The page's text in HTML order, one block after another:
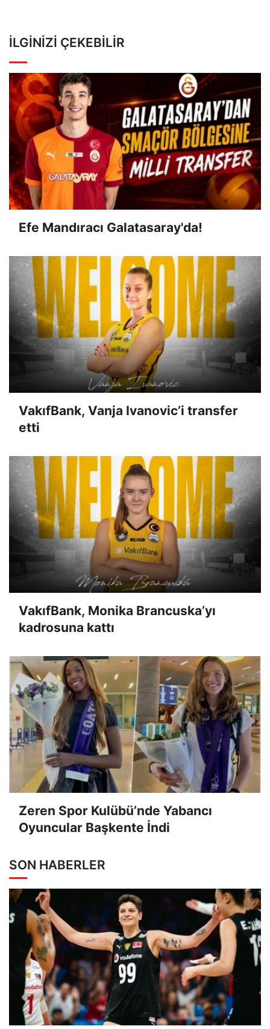
İLGINIZI ÇEKEBILIR
Efe Mandıracı Galatasaray'da!
VakıfBank, Vanja Ivanovic’i transfer
etti
VakıfBank, Monika Brancuska’yı
kadrosuna kattı
Zeren Spor Kulübü’nde Yabancı
Oyuncular Başkente İndi
SON HABERLER